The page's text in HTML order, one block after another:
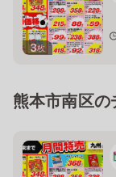
3枚
熊本市南区の